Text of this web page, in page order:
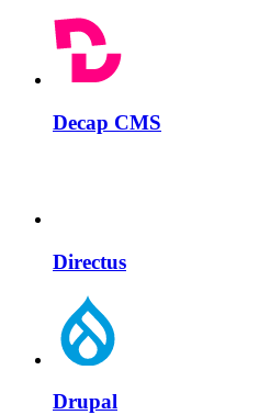
Decap CMS
Directus
Drupal